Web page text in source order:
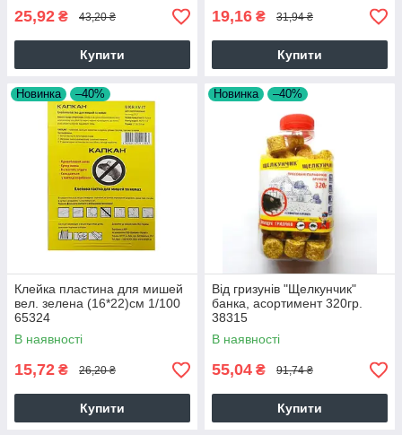
25,92 ₴ 43,20 ₴
Купити
19,16 ₴ 31,94 ₴
Купити
Новинка –40%
Клейка пластина для мишей
вел. зелена (16*22)см 1/100
65324
В наявності
15,72 ₴ 26,20 ₴
Купити
Новинка –40%
Від гризунів "Щелкунчик"
банка, асортимент 320гр.
38315
В наявності
55,04 ₴ 91,74 ₴
Купити